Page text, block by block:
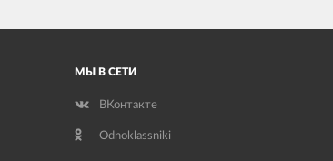
МЫ В СЕТИ
ВКонтакте
Odnoklassniki